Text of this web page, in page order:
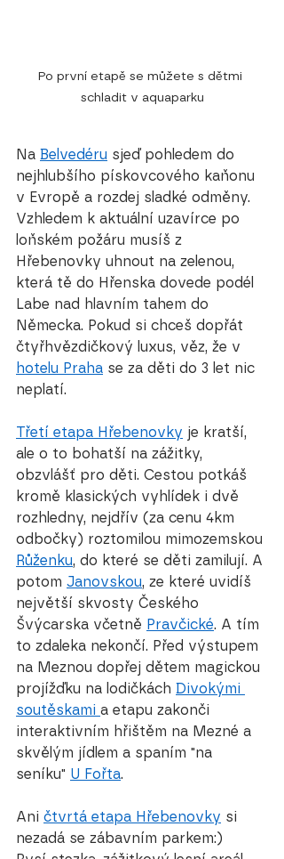
Po první etapě se můžete s dětmi
schladit v aquaparku
Na Belvedéru sjeď pohledem do
nejhlubšího pískovcového kaňonu
v Evropě a rozdej sladké odměny.
Vzhledem k aktuální uzavírce po
loňském požáru musíš z
Hřebenovky uhnout na zelenou,
která tě do Hřenska dovede podél
Labe nad hlavním tahem do
Německa. Pokud si chceš dopřát
čtyřhvězdičkový luxus, věz, že v
hotelu Praha se za děti do 3 let nic
neplatí.
Třetí etapa Hřebenovky je kratší,
ale o to bohatší na zážitky,
obzvlášť pro děti. Cestou potkáš
kromě klasických vyhlídek i dvě
rozhledny, nejdřív (za cenu 4km
odbočky) roztomilou mimozemskou
Růženku, do které se děti zamilují. A
potom Janovskou, ze které uvidíš
největší skvosty Českého
Švýcarska včetně Pravčické. A tím
to zdaleka nekončí. Před výstupem
na Meznou dopřej dětem magickou
projížďku na lodičkách Divokými
soutěskami a etapu zakonči
interaktivním hřištěm na Mezné a
skvělým jídlem a spaním "na
seníku" U Fořta.
Ani čtvrtá etapa Hřebenovky si
nezadá se zábavním parkem:)